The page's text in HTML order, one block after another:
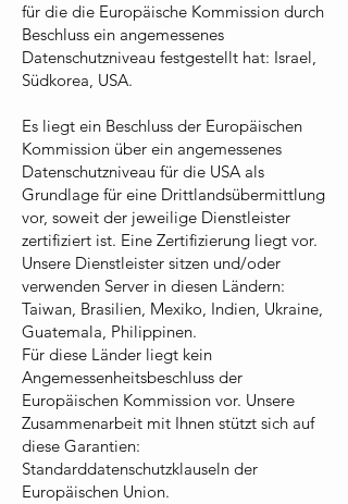
für die die Europäische Kommission durch
Beschluss ein angemessenes
Datenschutzniveau festgestellt hat: Israel,
Südkorea, USA.
Es liegt ein Beschluss der Europäischen
Kommission über ein angemessenes
Datenschutzniveau für die USA als
Grundlage für eine Drittlandsübermittlung
vor, soweit der jeweilige Dienstleister
zertifiziert ist. Eine Zertifizierung liegt vor.
Unsere Dienstleister sitzen und/oder
verwenden Server in diesen Ländern:
Taiwan, Brasilien, Mexiko, Indien, Ukraine,
Guatemala, Philippinen.
Für diese Länder liegt kein
Angemessenheitsbeschluss der
Europäischen Kommission vor. Unsere
Zusammenarbeit mit Ihnen stützt sich auf
diese Garantien:
Standarddatenschutzklauseln der
Europäischen Union.